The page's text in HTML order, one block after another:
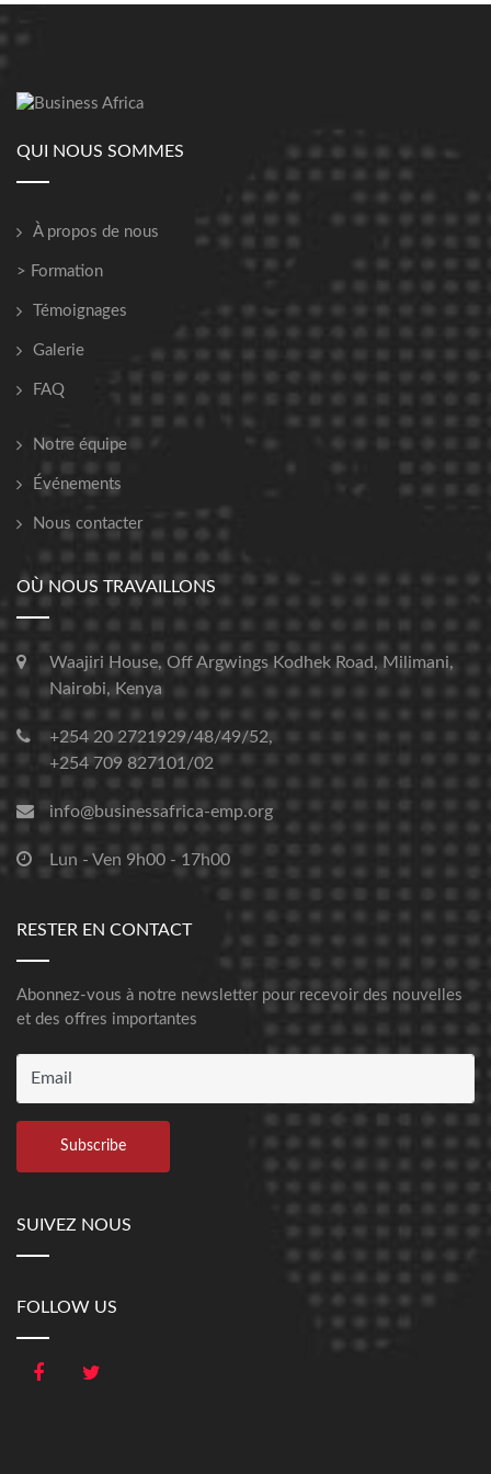
QUI NOUS SOMMES
À propos de nous
> Formation
Témoignages
Galerie
FAQ
Notre équipe
Événements
Nous contacter
OÙ NOUS TRAVAILLONS
Waajiri House, Off Argwings Kodhek Road, Milimani,
Nairobi, Kenya
+254 20 2721929/48/49/52,
+254 709 827101/02
info@businessafrica-emp.org
Lun - Ven 9h00 - 17h00
RESTER EN CONTACT
Abonnez-vous à notre newsletter pour recevoir des nouvelles
et des offres importantes
SUIVEZ NOUS
FOLLOW US